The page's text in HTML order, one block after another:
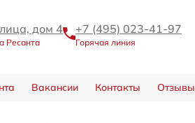
дом 4
Ресанта
+7 (495) 023-41-97
Горячая линия
Вакансии Контакты Отзывы